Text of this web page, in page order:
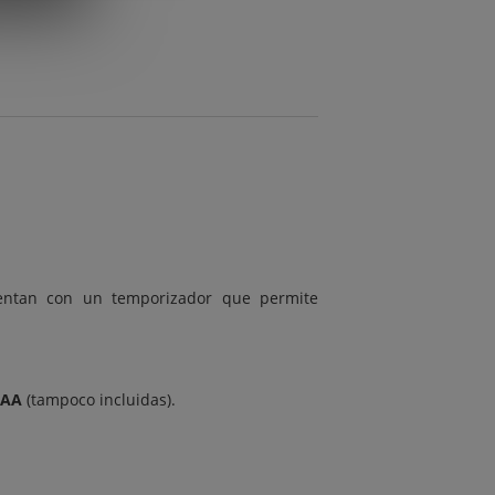
con un temporizador que permite
(tampoco incluidas).